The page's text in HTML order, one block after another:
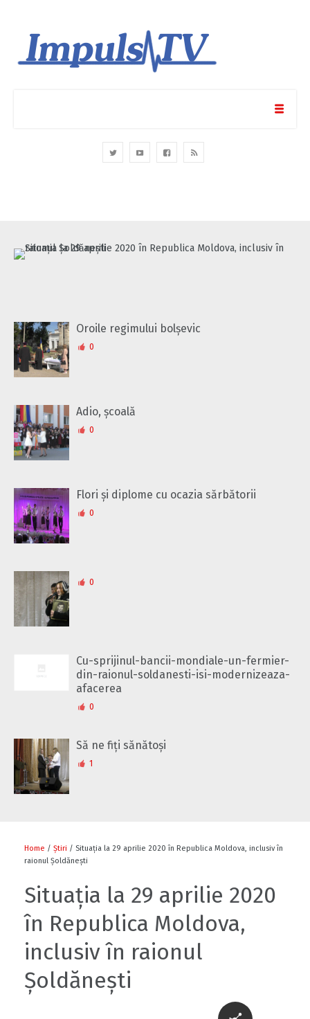
Oroile regimului bolșevic
0
Adio, școală
0
Flori și diplome cu ocazia sărbătorii
0
0
Cu-sprijinul-bancii-mondiale-un-fermier-
din-raionul-soldanesti-isi-modernizeaza-
afacerea
0
Să ne fiți sănătoși
1
Home / Știri / Situația la 29 aprilie 2020 în Republica Moldova, inclusiv în
raionul Șoldănești
Situația la 29 aprilie 2020
în Republica Moldova,
inclusiv în raionul
Șoldănești